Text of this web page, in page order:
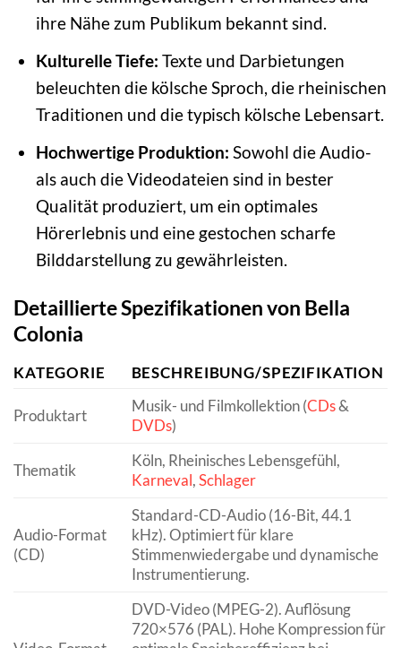
ihre Nähe zum Publikum bekannt sind.
Kulturelle Tiefe: Texte und Darbietungen
beleuchten die kölsche Sproch, die rheinischen
Traditionen und die typisch kölsche Lebensart.
Hochwertige Produktion: Sowohl die Audio-
als auch die Videodateien sind in bester
Qualität produziert, um ein optimales
Hörerlebnis und eine gestochen scharfe
Bilddarstellung zu gewährleisten.
Detaillierte Spezifikationen von Bella
Colonia
KATEGORIE BESCHREIBUNG/SPEZIFIKATION
Produktart
Musik- und Filmkollektion (CDs&
DVDs)
Thematik
Köln, Rheinisches Lebensgefühl,
Karneval,Schlager
Audio-Format
(CD)
Standard-CD-Audio (16-Bit, 44.1
kHz). Optimiert für klare
Stimmenwiedergabe und dynamische
Instrumentierung.
DVD-Video (MPEG-2). Auflösung
720×576 (PAL). Hohe Kompression für